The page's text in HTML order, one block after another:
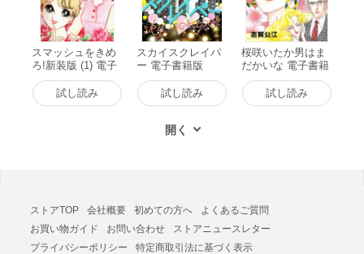
スマッシュをきめ
ろ!新装版 (1) 電子
書籍版
試し読み
スカイスクレイパ
ー 電子書籍版
試し読み
桜咲いたか男はま
だかいな 電子書籍
試し読み
ストアTOP 会社概要 初めての方へ
よくあるご質問
お買い物ガイド
お問い合わせ
ストアニュースレター
プライバシーポリシー
特定商取引法に基づく表示